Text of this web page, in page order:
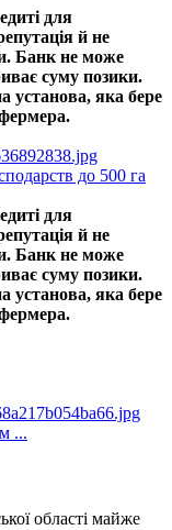
для
й не
Банк не може
суму позики.
установа, яка бере
до 500 га
для
й не
Банк не може
суму позики.
установа, яка бере
...